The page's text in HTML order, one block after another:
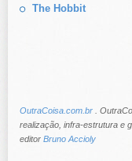
The Hobbit
OutraCoisa.com.br .
realização, infra-estrutura e
editor Bruno Accioly